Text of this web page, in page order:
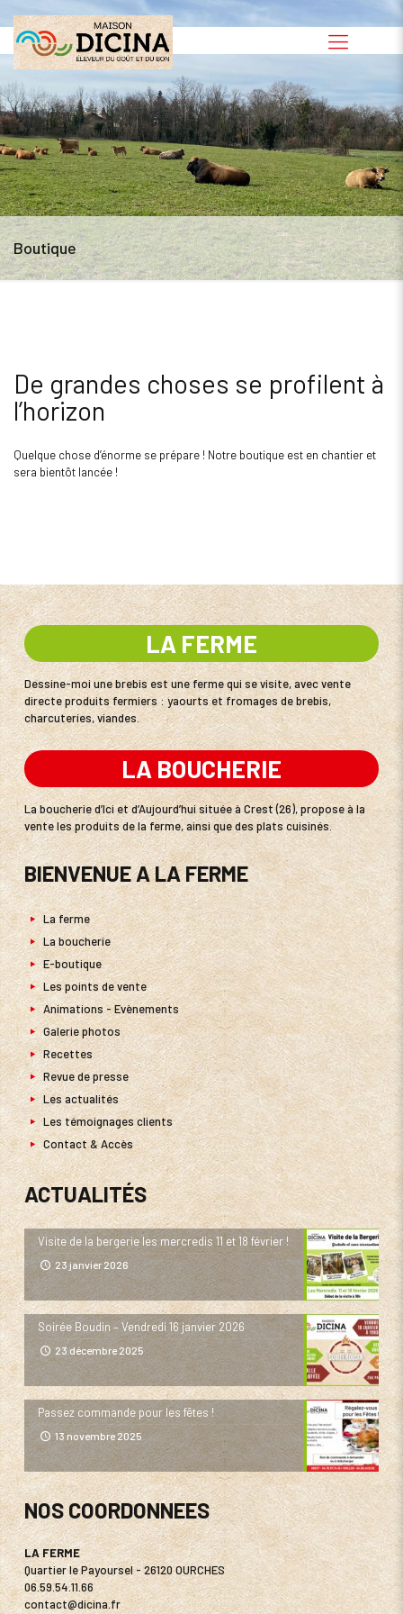
Boutique
De grandes choses se profilent à
l’horizon
Quelque chose d’énorme se prépare ! Notre boutique est en chantier et
sera bientôt lancée !
LA FERME
Dessine-moi une brebis est une ferme qui se visite, avec vente
directe produits fermiers : yaourts et fromages de brebis,
charcuteries, viandes.
LA BOUCHERIE
La boucherie d’Ici et d’Aujourd’hui située à Crest (26), propose à la
vente les produits de la ferme, ainsi que des plats cuisinés.
BIENVENUE A LA FERME
La ferme
La boucherie
E-boutique
Les points de vente
Animations - Evènements
Galerie photos
Recettes
Revue de presse
Les actualités
Les témoignages clients
Contact & Accès
ACTUALITÉS
Visite de la bergerie les mercredis 11 et 18 février !
23 janvier 2026
Soirée Boudin – Vendredi 16 janvier 2026
23 décembre 2025
Passez commande pour les fêtes !
13 novembre 2025
NOS COORDONNEES
LA FERME
Quartier le Payoursel - 26120 OURCHES
06.59.54.11.66
contact@dicina.fr